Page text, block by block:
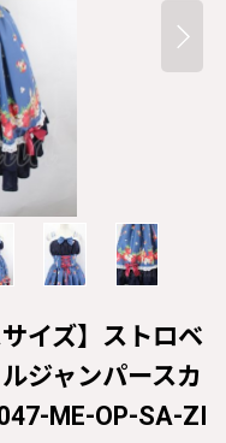
イズ】ストロベ
ジャンパースカ
ME-OP-SA-ZI